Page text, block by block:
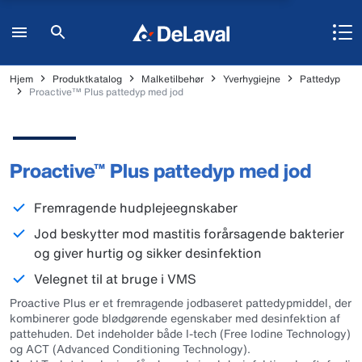
Hjem Produktkatalog Malketilbehør Yverhygiejne
Pattedyp
Proactive™ Plus pattedyp med jod
Proactive™ Plus pattedyp med jod
Fremragende hudplejeegnskaber
Jod beskytter mod mastitis forårsagende bakterier
og giver hurtig og sikker desinfektion
Velegnet til at bruge i VMS
Proactive Plus er et fremragende jodbaseret pattedypmiddel, der
kombinerer gode blødgørende egenskaber med desinfektion af
pattehuden. Det indeholder både I-tech (Free Iodine Technology)
og ACT (Advanced Conditioning Technology).